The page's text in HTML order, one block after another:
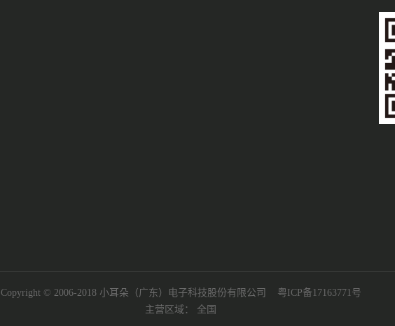
Copyright © 2006-2018 小耳朵（广东）电子科技股份有限公司 粤ICP备17163771号
主营区域： 全国